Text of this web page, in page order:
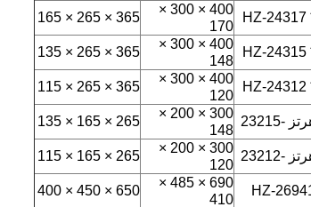
*
400 × 300 ×
170
365 × 265 × 165
*
400 × 300 ×
148
365 × 265 × 135
*
400 × 300 ×
120
365 × 265 × 115
-23215
300 × 200 ×
148
265 × 165 × 135
-23212
300 × 200 ×
120
265 × 165 × 115
HZ-
690 × 485 ×
410
650 × 450 × 400